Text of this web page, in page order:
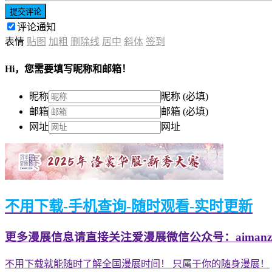
提交评论
评论通知
表情 贴图 加粗 删除线 居中 斜体 签到
Hi，您需要填写昵称和邮箱！
昵称
昵称 (必填)
邮箱
邮箱 (必填)
网址
网址
不用下载-手机查询-随时观看-实时更新
更多漫展信息请直接关注爱漫展微信公众号：
不用下载就能随时了解全国漫展时间！ 只属于你的随身漫展！